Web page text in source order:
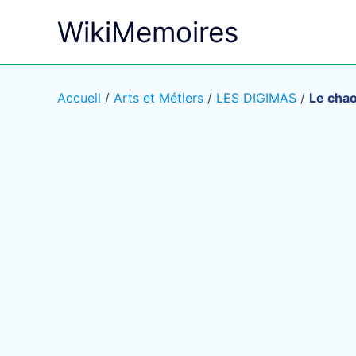
WikiMemoires
Accueil / Arts et Métiers / LES DIGIMAS / Le